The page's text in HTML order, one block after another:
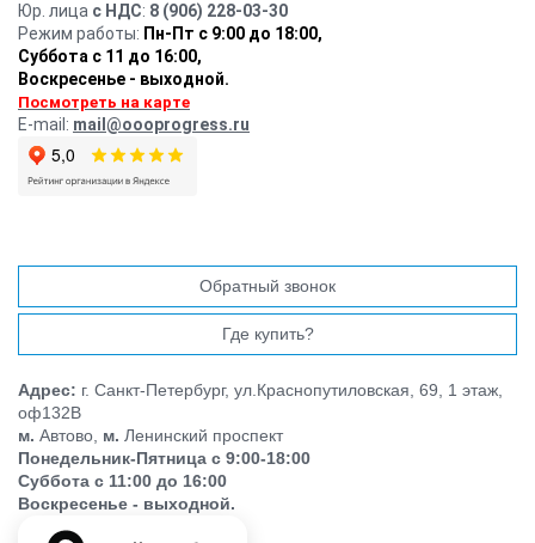
Юр. лица с НДС: 8 (906) 228-03-30
Режим работы: Пн-Пт с 9:00 до 18:00,
Суббота с 11 до 16:00,
Воскресенье - выходной.
Посмотреть на карте
E-mail: mail@oooprogress.ru
Обратный звонок
Где купить?
Адрес: г. Санкт-Петербург, ул.Краснопутиловская, 69, 1 этаж,
оф132В
м. Автово, м. Ленинский проспект
Понедельник-Пятница с 9:00-18:00
Суббота с 11:00 до 16:00
Воскресенье - выходной.